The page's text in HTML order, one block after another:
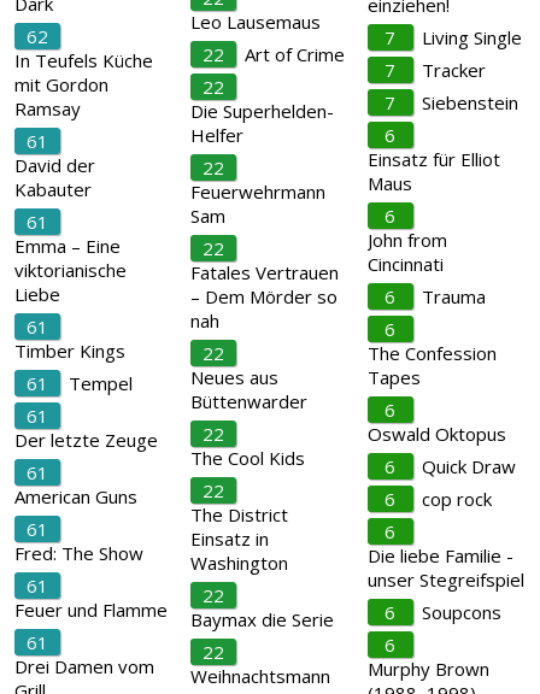
62
In Teufels Küche
mit Gordon
Ramsay
61
David der
Kabauter
61
Emma – Eine
viktorianische
Liebe
61
Timber Kings
61
Tempel
61
Der letzte Zeuge
61
American Guns
61
Fred: The Show
61
Feuer und Flamme
61
Drei Damen vom
Leo Lausemaus
22
Art of Crime
22
Die Superhelden-
Helfer
22
Feuerwehrmann
Sam
22
Fatales Vertrauen
– Dem Mörder so
nah
22
Neues aus
Büttenwarder
22
The Cool Kids
22
The District
Einsatz in
Washington
22
Baymax die Serie
22
Weihnachtsmann
einziehen!
7
Living Single
7
Tracker
7
Siebenstein
6
Einsatz für Elliot
Maus
6
John from
Cincinnati
6
Trauma
6
The Confession
Tapes
6
Oswald Oktopus
6
Quick Draw
6
cop rock
6
Die liebe Familie -
unser Stegreifspiel
6
Soupcons
6
Murphy Brown